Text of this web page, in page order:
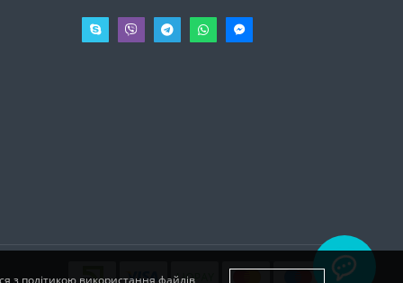
з політикою використання файлів